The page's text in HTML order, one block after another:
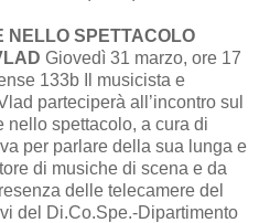
NELLO SPETTACOLO
Giovedì 31 marzo, ore 17
133b Il musicista e
parteciperà all’incontro sul
nello spettacolo, a cura di
per parlare della sua lunga e
di musiche di scena e da
delle telecamere del
del Di.Co.Spe.-Dipartimento